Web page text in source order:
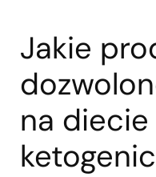
Jakie
na diecie